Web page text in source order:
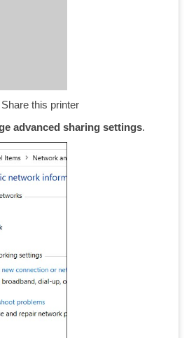
this printer
advanced sharing settings.